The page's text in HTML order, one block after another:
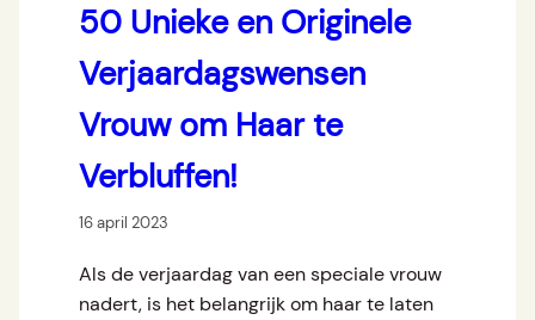
50 Unieke en Originele
Verjaardagswensen
Vrouw om Haar te
Verbluffen!
16 april 2023
Als de verjaardag van een speciale vrouw
nadert, is het belangrijk om haar te laten